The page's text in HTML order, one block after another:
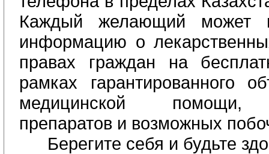
Каждый желающий может
информацию о
правах граждан на
рамках гарантированного
медицинской помощи,
препаратов и возможных
Берегите себя и будьте